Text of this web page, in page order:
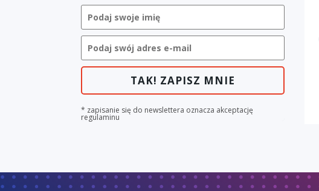
TAK! ZAPISZ MNIE
* zapisanie się do newslettera oznacza akceptację
regulaminu